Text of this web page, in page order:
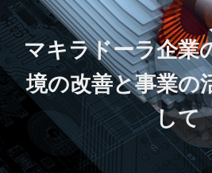
マキラドーラ企業
境の改善と事業の
して